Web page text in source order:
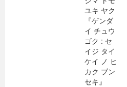
ユキ ヤク
『ゲンダ
イ チュウ
ゴク : セ
イジ タイ
ケイ ノ ヒ
カク ブン
セキ』